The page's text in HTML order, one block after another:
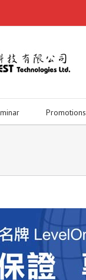
Promotions